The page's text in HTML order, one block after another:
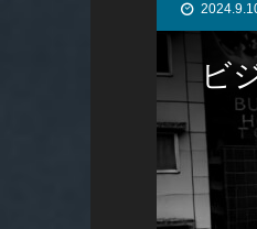
ビ